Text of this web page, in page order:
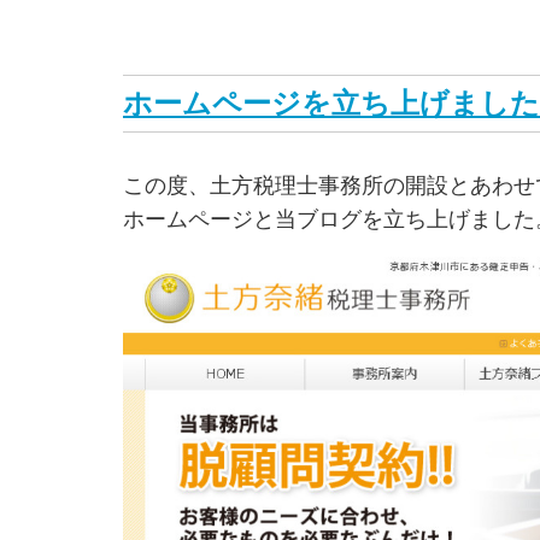
ホームページを立ち上げました
この度、土方税理士事務所の開設とあわ
ホームページと当ブログを立ち上げました